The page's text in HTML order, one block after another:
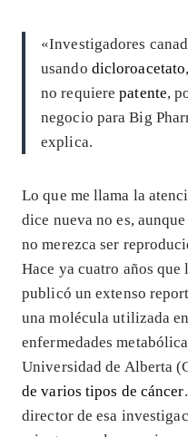
«Investigadores
usando dicloroacetato
no requierepatente,
negocio para Big
explica.
Lo que me llama la
dice nueva no es,
no merezca ser
Hace ya cuatro años que
publicó un extenso
una molécula utilizada
enfermedades
Universidad de Alberta
de varios tipos de cáncer.
director de esa